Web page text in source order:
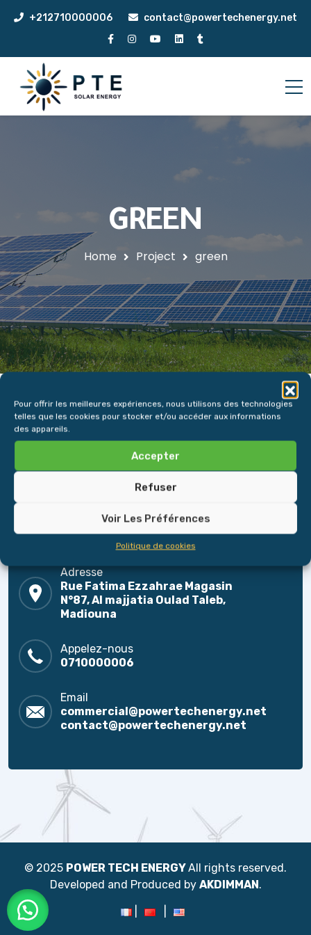
Pour offrir les meilleures expériences, nous utilisons des technologies
telles que les cookies pour stocker et/ou accéder aux informations
des appareils.
Accepter
Refuser
Voir Les Préférences
Politique de cookies
+212710000006 contact@powertechenergy.net
GREEN
Home Project green
Adresse
Rue Fatima Ezzahrae Magasin
N°87, Al majjatia Oulad Taleb,
Madiouna
Appelez-nous
0710000006
Email
commercial@powertechenergy.net
contact@powertechenergy.net
© 2025 POWER TECH ENERGYAll rights reserved.
Developed and Produced by AKDIMMAN.